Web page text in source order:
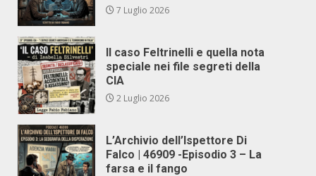
7 Luglio 2026
Il caso Feltrinelli e quella nota
speciale nei file segreti della
CIA
2 Luglio 2026
L’Archivio dell’Ispettore Di
Falco | 46909 -Episodio 3 – La
farsa e il fango